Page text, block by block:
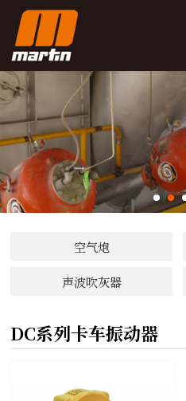
空气炮
声波吹灰器
DC系列卡车振动器